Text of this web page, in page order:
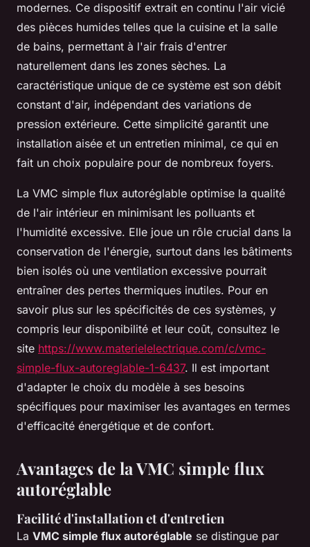
modernes. Ce dispositif extrait en continu l'air vicié
des pièces humides telles que la cuisine et la salle
de bains, permettant à l'air frais d'entrer
naturellement dans les zones sèches. La
caractéristique unique de ce système est son débit
constant d'air, indépendant des variations de
pression extérieure. Cette simplicité garantit une
installation aisée et un entretien minimal, ce qui en
fait un choix populaire pour de nombreux foyers.
La VMC simple flux autoréglable optimise la qualité
de l'air intérieur en minimisant les polluants et
l'humidité excessive. Elle joue un rôle crucial dans la
conservation de l'énergie, surtout dans les bâtiments
bien isolés où une ventilation excessive pourrait
entraîner des pertes thermiques inutiles. Pour en
savoir plus sur les spécificités de ces systèmes, y
compris leur disponibilité et leur coût, consultez le
site https://www.materielelectrique.com/c/vmc-
simple-flux-autoreglable-1-6437. Il est important
d'adapter le choix du modèle à ses besoins
spécifiques pour maximiser les avantages en termes
d'efficacité énergétique et de confort.
Avantages de la VMC simple flux
autoréglable
Facilité d'installation et d'entretien
La VMC simple flux autoréglable se distingue par